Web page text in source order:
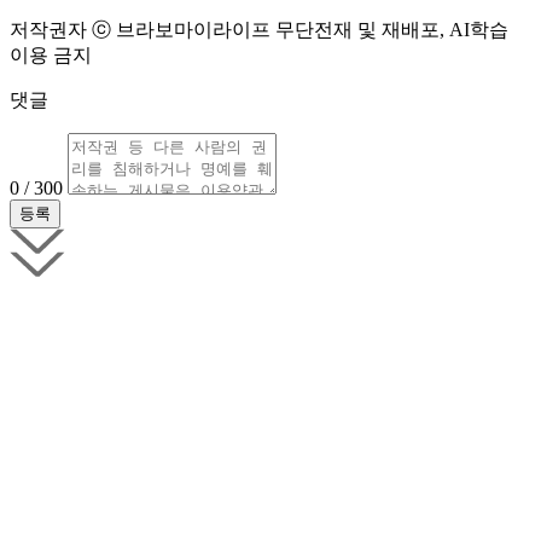
저작권자 ⓒ 브라보마이라이프 무단전재 및 재배포, AI학습
이용 금지
댓글
0 / 300